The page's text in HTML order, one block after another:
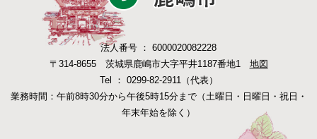
法人番号 ： 6000020082228
〒314-8655 茨城県鹿嶋市大字平井1187番地1 地図
Tel ： 0299-82-2911（代表）
業務時間：午前8時30分から午後5時15分まで（土曜日・日曜日・祝日・
年末年始を除く）